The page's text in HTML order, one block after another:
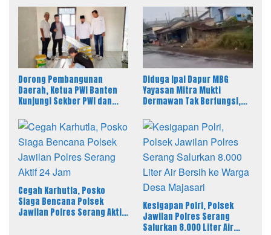
Dorong Pembangunan
Daerah, Ketua PWI Banten
Kunjungi Sekber PWI dan
Diduga Ipal Dapur MBG
Yayasan Mitra Mukti
Dermawan Tak Berfungsi,
Cegah Karhutla, Posko
Siaga Bencana Polsek
Jawilan Polres Serang Aktif
Kesigapan Polri, Polsek
Jawilan Polres Serang
Salurkan 8.000 Liter Air